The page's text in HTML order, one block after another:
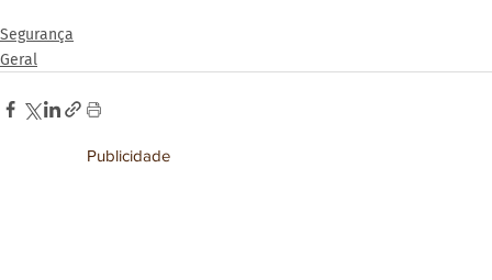
Segurança
Geral
Publicidade